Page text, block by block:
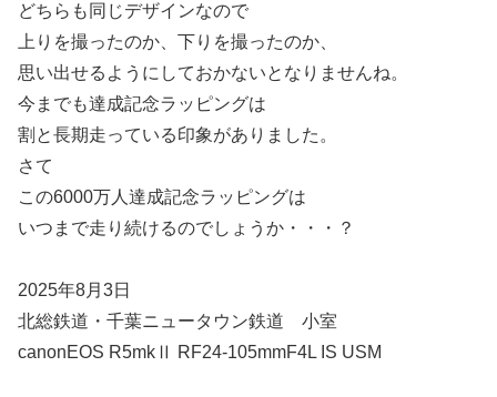
どちらも同じデザインなので
上りを撮ったのか、下りを撮ったのか、
思い出せるようにしておかないとなりませんね。
今までも達成記念ラッピングは
割と長期走っている印象がありました。
さて
この6000万人達成記念ラッピングは
いつまで走り続けるのでしょうか・・・？
2025年8月3日
北総鉄道・千葉ニュータウン鉄道 小室
canonEOS R5mkⅡ RF24-105mmF4L IS USM